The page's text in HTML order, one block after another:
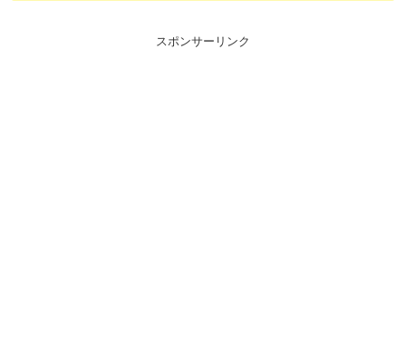
スポンサーリンク